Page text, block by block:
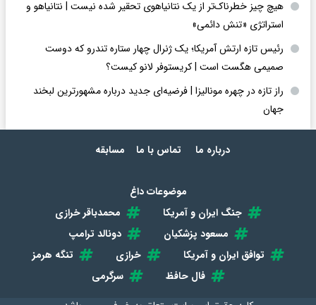
هیچ چیز خطرناک‌تر از یک نتانیاهوی تحقیر شده نیست | نتانیاهو و
استراتژی «تنش دائمی»
رئیس تازه ارتش آمریکا؛ یک ژنرال چهار ستاره تندرو که دوست
صمیمی هگست است | کریستوفر لانو کیست؟
راز تازه در چهره مونالیزا | فرضیه‌ای جدید درباره مشهورترین لبخند
جهان
درباره ما تماس با ما مسابقه
موضوعات داغ
جنگ ایران و آمریکا
محمدباقر خرازی
مسعود پزشکیان
دونالد ترامپ
توافق ایران و آمریکا
خرازی
تنگه هرمز
فال حافظ
سرگرمی